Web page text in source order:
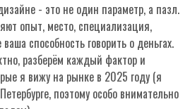
- это не один параметр, а пазл.
опыт, место, специализация,
способность говорить о деньгах.
разберём каждый фактор и
я вижу на рынке в 2025 году (я
поэтому особо внимательно